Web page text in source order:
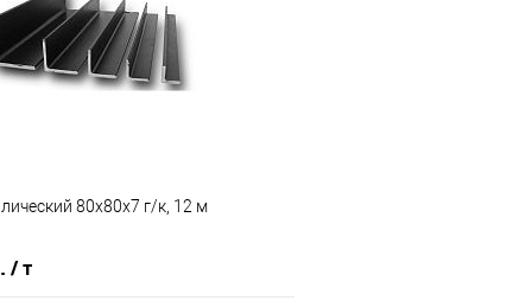
Сравнение
Под заказ
80х80х7 г/к, 12 м
/ т